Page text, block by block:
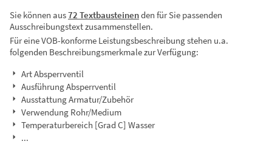
Sie können aus72 Textbausteinenden für Sie passenden
Ausschreibungstext zusammenstellen.
Für eine VOB-konforme Leistungsbeschreibung stehen u.a.
folgenden Beschreibungsmerkmale zur Verfügung:
Art Absperrventil
Ausführung Absperrventil
Ausstattung Armatur/Zubehör
Verwendung Rohr/Medium
Temperaturbereich [Grad C] Wasser
...